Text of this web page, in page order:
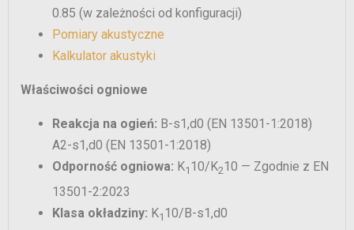
0.85 (w zależności od konfiguracji)
Pomiary akustyczne
Kalkulator akustyki
Właściwości ogniowe
Reakcja na ogień: B-s1,d0 (EN 13501-1:2018)
A2-s1,d0 (EN 13501-1:2018)
Odporność ogniowa: K1 10/K210 — Zgodnie z EN
13501-2:2023
Klasa okładziny: K1 10/B-s1,d0